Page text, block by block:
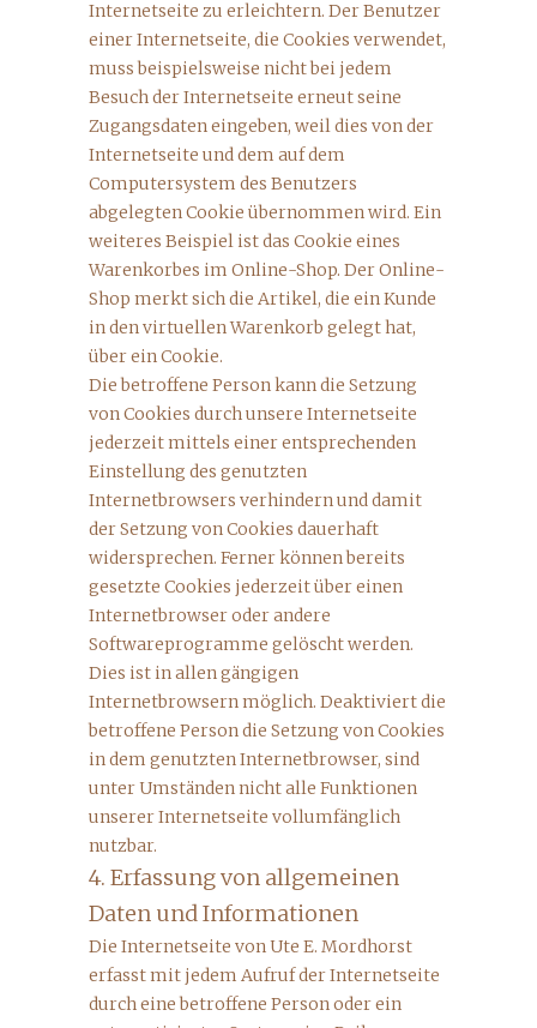
Internetseite zu erleichtern. Der Benutzer
einer Internetseite, die Cookies verwendet,
muss beispielsweise nicht bei jedem
Besuch der Internetseite erneut seine
Zugangsdaten eingeben, weil dies von der
Internetseite und dem auf dem
Computersystem des Benutzers
abgelegten Cookie übernommen wird. Ein
weiteres Beispiel ist das Cookie eines
Warenkorbes im Online-Shop. Der Online-
Shop merkt sich die Artikel, die ein Kunde
in den virtuellen Warenkorb gelegt hat,
über ein Cookie.
Die betroffene Person kann die Setzung
von Cookies durch unsere Internetseite
jederzeit mittels einer entsprechenden
Einstellung des genutzten
Internetbrowsers verhindern und damit
der Setzung von Cookies dauerhaft
widersprechen. Ferner können bereits
gesetzte Cookies jederzeit über einen
Internetbrowser oder andere
Softwareprogramme gelöscht werden.
Dies ist in allen gängigen
Internetbrowsern möglich. Deaktiviert die
betroffene Person die Setzung von Cookies
in dem genutzten Internetbrowser, sind
unter Umständen nicht alle Funktionen
unserer Internetseite vollumfänglich
nutzbar.
4. Erfassung von allgemeinen
Daten und Informationen
Die Internetseite von Ute E. Mordhorst
erfasst mit jedem Aufruf der Internetseite
durch eine betroffene Person oder ein